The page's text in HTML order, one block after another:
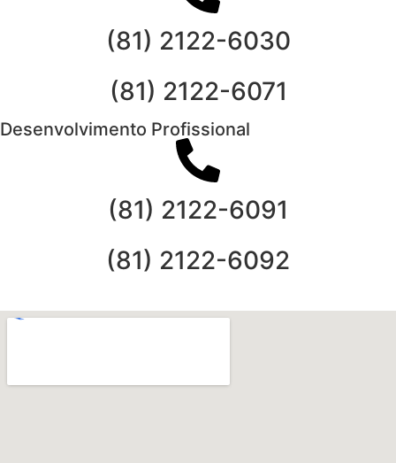
(81) 2122-6030
(81) 2122-6071
Desenvolvimento Profissional
(81) 2122-6091
(81) 2122-6092